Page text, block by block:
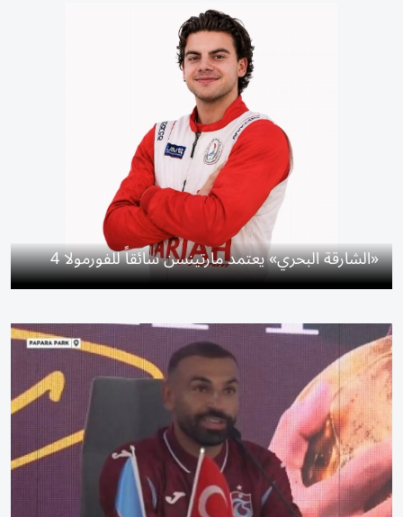
«الشارقة البحري» يعتمد مارتينسن سائقاً للفورمولا 4